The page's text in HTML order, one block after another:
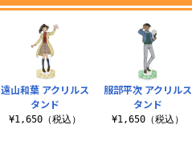
遠山和葉 アクリルス
タンド
¥1,650（税込）
服部平次 アクリルス
タンド
¥1,650（税込）